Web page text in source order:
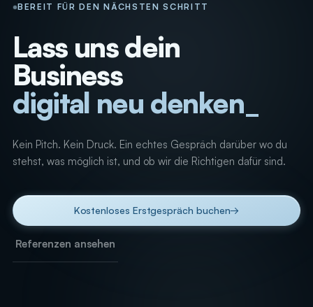
BEREIT FÜR DEN NÄCHSTEN SCHRITT
Lass uns dein
Business
digital neu denken
Kein Pitch. Kein Druck. Ein echtes Gespräch darüber wo du
stehst, was möglich ist, und ob wir die Richtigen dafür sind.
Kostenloses Erstgespräch buchen→
Referenzen ansehen